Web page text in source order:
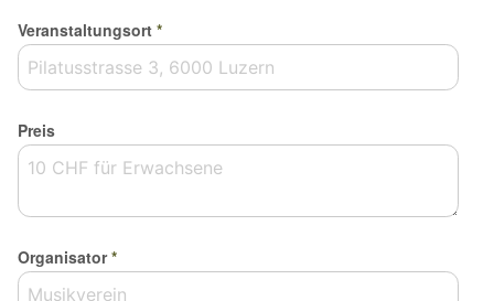
Veranstaltungsort *
Preis
Organisator *